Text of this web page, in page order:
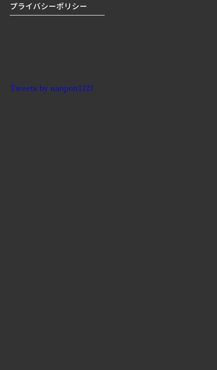
プライバシーポリシー
Tweets by naopon1123